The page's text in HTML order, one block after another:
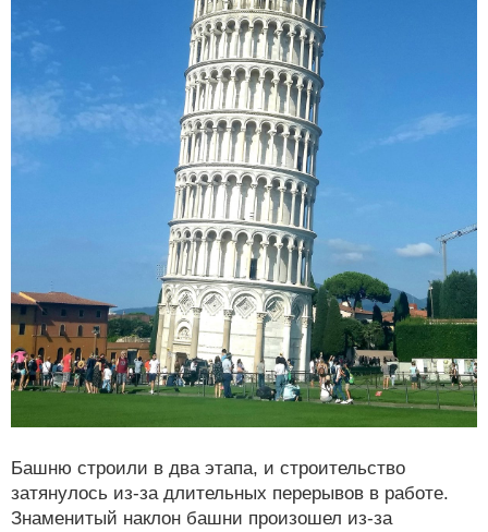
Башню строили в два этапа, и строительство
затянулось из-за длительных перерывов в работе.
Знаменитый наклон башни произошел из-за